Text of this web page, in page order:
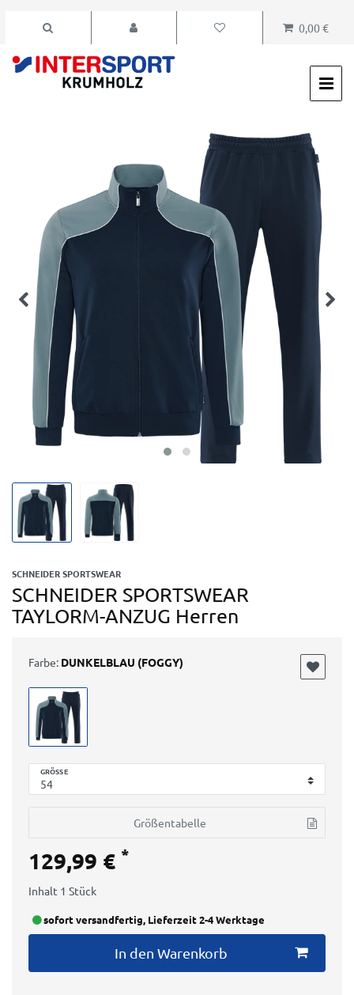
0,00 €
SCHNEIDER SPORTSWEAR
SCHNEIDER SPORTSWEAR
TAYLORM-ANZUG Herren
GRÖSSE
Größentabelle
Farbe: DUNKELBLAU (FOGGY)
129,99 € *
Inhalt 1 Stück
sofort versandfertig, Lieferzeit 2-4 Werktage
In den Warenkorb